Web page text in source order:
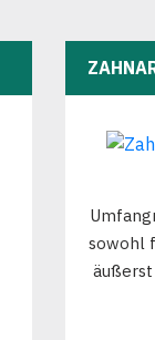
sowohl